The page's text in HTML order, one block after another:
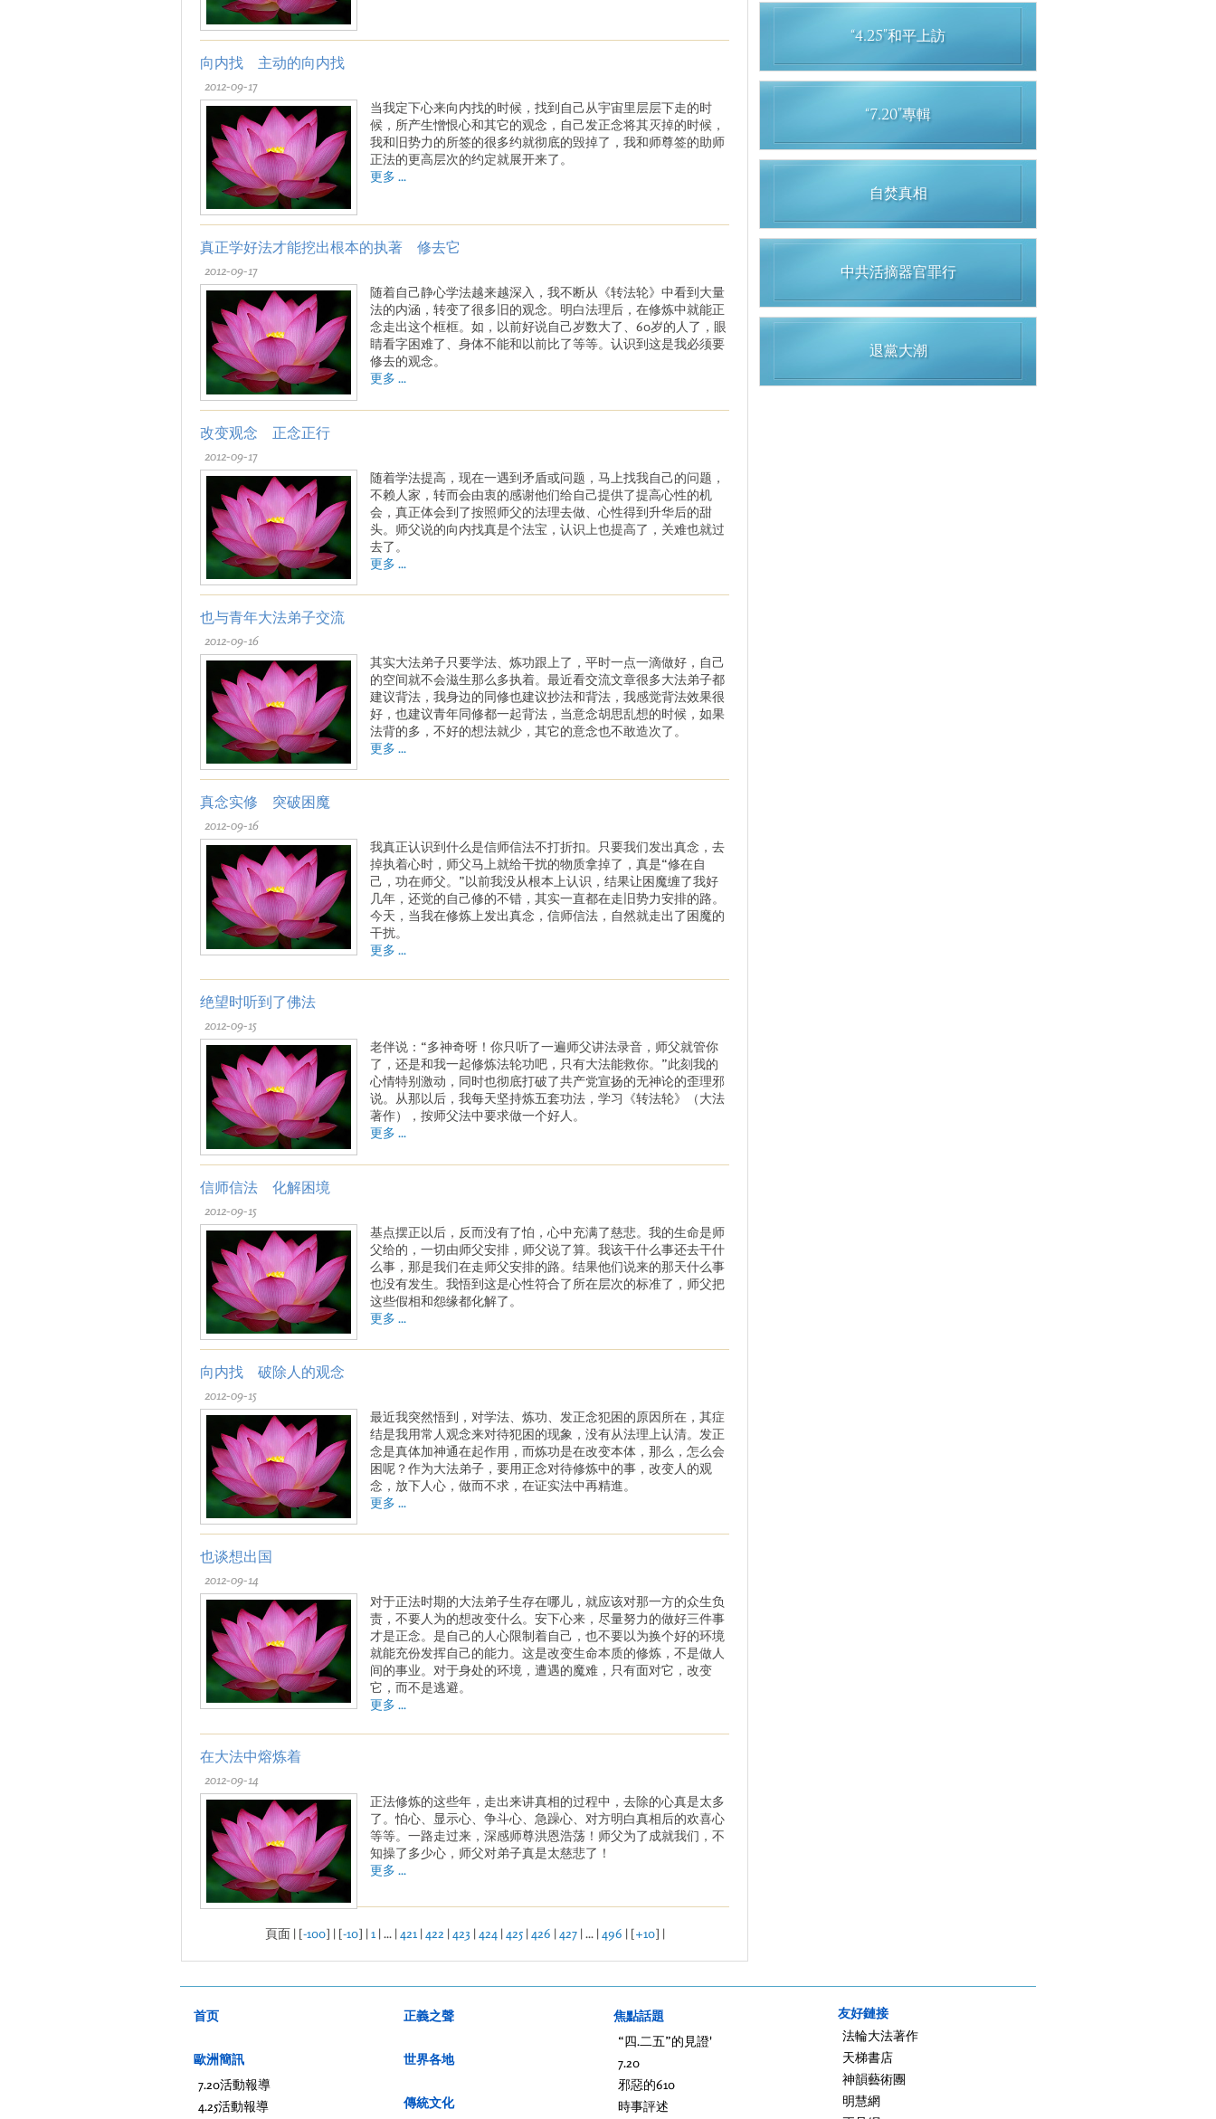
向内找 主动的向内找
2012-09-17
当我定下心来向内找的时候，找到自己从宇宙里层层下走的时
候，所产生憎恨心和其它的观念，自己发正念将其灭掉的时候，
我和旧势力的所签的很多约就彻底的毁掉了，我和师尊签的助师
正法的更高层次的约定就展开来了。
更多 ...
真正学好法才能挖出根本的执著 修去它
2012-09-17
随着自己静心学法越来越深入，我不断从《转法轮》中看到大量
法的内涵，转变了很多旧的观念。明白法理后，在修炼中就能正
念走出这个框框。如，以前好说自己岁数大了、60岁的人了，眼
睛看字困难了、身体不能和以前比了等等。认识到这是我必须要
修去的观念。
更多 ...
改变观念 正念正行
2012-09-17
随着学法提高，现在一遇到矛盾或问题，马上找我自己的问题，
不赖人家，转而会由衷的感谢他们给自己提供了提高心性的机
会，真正体会到了按照师父的法理去做、心性得到升华后的甜
头。师父说的向内找真是个法宝，认识上也提高了，关难也就过
去了。
更多 ...
也与青年大法弟子交流
2012-09-16
其实大法弟子只要学法、炼功跟上了，平时一点一滴做好，自己
的空间就不会滋生那么多执着。最近看交流文章很多大法弟子都
建议背法，我身边的同修也建议抄法和背法，我感觉背法效果很
好，也建议青年同修都一起背法，当意念胡思乱想的时候，如果
法背的多，不好的想法就少，其它的意念也不敢造次了。
更多 ...
真念实修 突破困魔
2012-09-16
我真正认识到什么是信师信法不打折扣。只要我们发出真念，去
掉执着心时，师父马上就给干扰的物质拿掉了，真是“修在自
己，功在师父。”以前我没从根本上认识，结果让困魔缠了我好
几年，还觉的自己修的不错，其实一直都在走旧势力安排的路。
今天，当我在修炼上发出真念，信师信法，自然就走出了困魔的
干扰。
更多 ...
绝望时听到了佛法
2012-09-15
老伴说：“多神奇呀！你只听了一遍师父讲法录音，师父就管你
了，还是和我一起修炼法轮功吧，只有大法能救你。”此刻我的
心情特别激动，同时也彻底打破了共产党宣扬的无神论的歪理邪
说。从那以后，我每天坚持炼五套功法，学习《转法轮》（大法
著作），按师父法中要求做一个好人。
更多 ...
信师信法 化解困境
2012-09-15
基点摆正以后，反而没有了怕，心中充满了慈悲。我的生命是师
父给的，一切由师父安排，师父说了算。我该干什么事还去干什
么事，那是我们在走师父安排的路。结果他们说来的那天什么事
也没有发生。我悟到这是心性符合了所在层次的标准了，师父把
这些假相和怨缘都化解了。
更多 ...
向内找 破除人的观念
2012-09-15
最近我突然悟到，对学法、炼功、发正念犯困的原因所在，其症
结是我用常人观念来对待犯困的现象，没有从法理上认清。发正
念是真体加神通在起作用，而炼功是在改变本体，那么，怎么会
困呢？作为大法弟子，要用正念对待修炼中的事，改变人的观
念，放下人心，做而不求，在证实法中再精進。
更多 ...
也谈想出国
2012-09-14
对于正法时期的大法弟子生存在哪儿，就应该对那一方的众生负
责，不要人为的想改变什么。安下心来，尽量努力的做好三件事
才是正念。是自己的人心限制着自己，也不要以为换个好的环境
就能充份发挥自己的能力。这是改变生命本质的修炼，不是做人
间的事业。对于身处的环境，遭遇的魔难，只有面对它，改变
它，而不是逃避。
更多 ...
在大法中熔炼着
2012-09-14
正法修炼的这些年，走出来讲真相的过程中，去除的心真是太多
了。怕心、显示心、争斗心、急躁心、对方明白真相后的欢喜心
等等。一路走过来，深感师尊洪恩浩荡！师父为了成就我们，不
知操了多少心，师父对弟子真是太慈悲了！
更多 ...
頁面 | [-100] | [-10] |1 | ... |421 |422 |423 |424 |425|426 |427| ... |496 | [+10] |
“4.25”和平上訪
“7.20”專輯
自焚真相
中共活摘器官罪行
退黨大潮
首页
歐洲簡訊
7.20活動報導
4.25活動報導
正義之聲
世界各地
傳統文化
焦點話題
“四.二五”的見證'
7.20
邪惡的610
時事評述
友好鏈接
法輪大法著作
天梯書店
神韻藝術團
明慧網